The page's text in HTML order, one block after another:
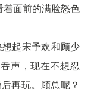
面前的满脸怒色
起宋予欢和顾少
声，现在不想忍
再玩。顾总呢？